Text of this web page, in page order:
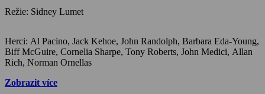
řadě osmi oscarových nominací). Jeho neokázalé herectví působí
Sidney Lumet ve filmu využil více než stovku newyorských lokací a
ukázal s výjimkou Staten Islandu prakticky všechny newyorské
městské části. Kladný divácký ohlas filmu měl za následek vznik
stejnojmenného televizního seriálu (1976-77), na němž se však
nikdo z původních tvůrců nepodílel.
Režie: Sidney Lumet
Herci: Al Pacino, Jack Kehoe, John Randolph, Barbara Eda-Young,
Biff McGuire, Cornelia Sharpe, Tony Roberts, John Medici, Allan
Rich, Norman Ornellas
Zobrazit více